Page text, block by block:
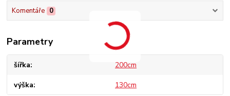
Komentáře 0
Parametry
šířka 200cm
výška 130cm